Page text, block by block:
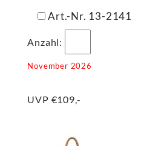
Art.-Nr. 13-2141
Anzahl:
November 2026
UVP €109,-